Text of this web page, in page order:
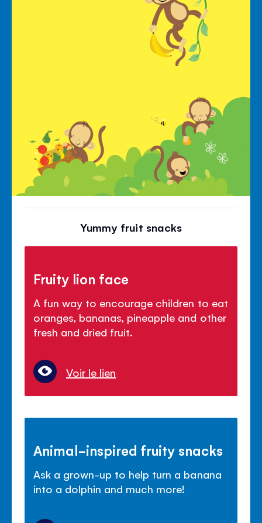
Yummy fruit snacks
Fruity lion face
A fun way to encourage children to eat
oranges, bananas, pineapple and other
fresh and dried fruit.
Voir le lien
Animal-inspired fruity snacks
Ask a grown-up to help turn a banana
into a dolphin and much more!